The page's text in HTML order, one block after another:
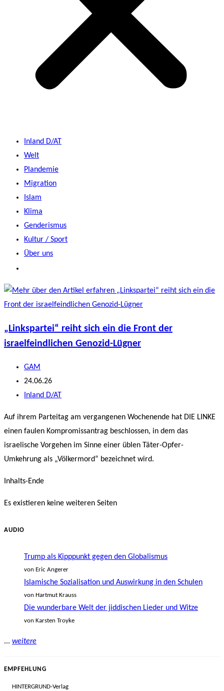
Inland D/AT
Welt
Plandemie
Migration
Islam
Klima
Genderismus
Kultur / Sport
Über uns
„Linkspartei“ reiht sich ein die Front der
israelfeindlichen Genozid-Lügner
Beitrags-
Autor:
GAM
Beitrag
veröffentlicht:
24.06.26
Beitrags-
Inland D/AT
Auf ihrem Parteitag am vergangenen Wochenende hat DIE LINKE
einen faulen Kompromissantrag beschlossen, in dem das
israelische Vorgehen im Sinne einer üblen Täter-Opfer-
Umkehrung als „Völkermord“ bezeichnet wird.
Inhalts-Ende
Es existieren keine weiteren Seiten
AUDIO
Trump als Kipppunkt gegen den Globalismus
von Eric Angerer
Islamische Sozialisation und Auswirkung in den Schulen
von Hartmut Krauss
Die wunderbare Welt der jiddischen Lieder und Witze
von Karsten Troyke
... weitere
EMPFEHLUNG
HINTERGRUND-Verlag